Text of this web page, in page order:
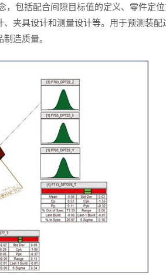
包括配合间隙目标值的定义、零件定位
夹具设计和测量设计等。用于预测装配
造质量。